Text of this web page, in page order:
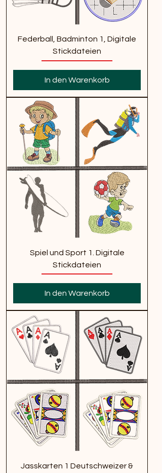
Federball, Badminton 1, Digitale
Stickdateien
In den Warenkorb
Spiel und Sport 1. Digitale
Stickdateien
In den Warenkorb
Jasskarten 1 Deutschweizer &